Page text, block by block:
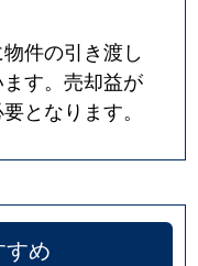
件の引き渡し
す。売却益が
となります。
め